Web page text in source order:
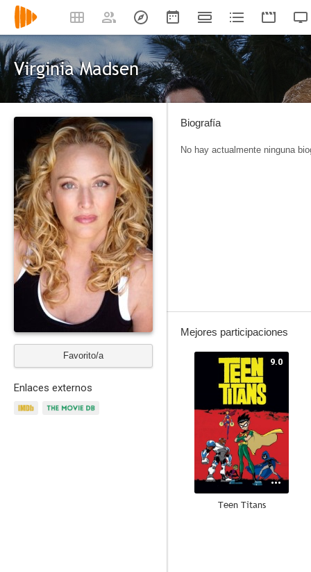
Virginia Madsen
Favorito/a
Enlaces externos
Biografía
No hay actualmente ninguna
Mejores participaciones
9.0
Teen Titans